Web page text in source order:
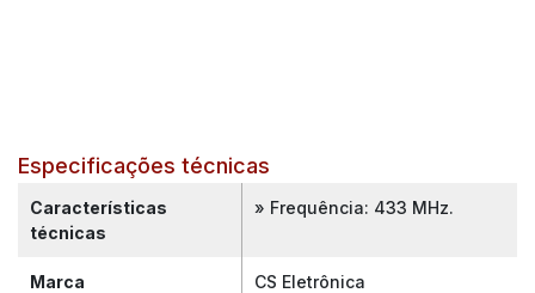
Especificações técnicas
Características
técnicas
» Frequência: 433 MHz.
Marca CS Eletrônica